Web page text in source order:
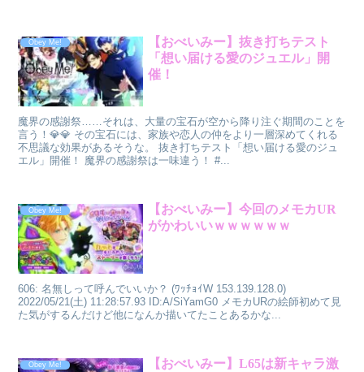
Obey Me!
【おべいみー】抜き打ちテスト
「想い届ける愛のジュエル」開
催！
魔界の感謝祭……それは、大量の宝石が空から降り注ぐ期間のことを
言う！💎💎 その宝石には、家族や恋人の仲をより一層深めてくれる
不思議な効果があるそうな。 抜き打ちテスト「想い届ける愛のジュ
エル」開催！ 魔界の感謝祭は一味違う！ #...
Obey Me!
【おべいみー】今回のメモカUR
がかわいいｗｗｗｗｗｗ
606: 名無しって呼んでいいか？ (ﾜｯﾁｮｲW 153.139.128.0)
2022/05/21(土) 11:28:57.93 ID:A/SiYamG0 メモカURの絵師初めて見
た気がするんだけど他になんか描いてたことあるかな...
Obey Me!
【おべいみー】L65は新キャラ激